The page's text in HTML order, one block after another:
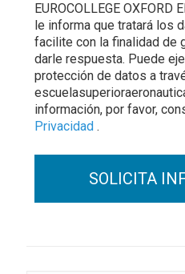
EUROCOLLEGE OXFORD
le informa que tratará los
facilite con la finalidad de
darle respuesta. Puede
protección de datos a
información, por favor,
Privacidad .